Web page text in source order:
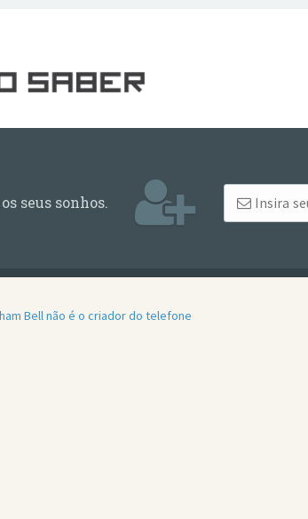
seus sonhos.
Bell não é o criador do telefone